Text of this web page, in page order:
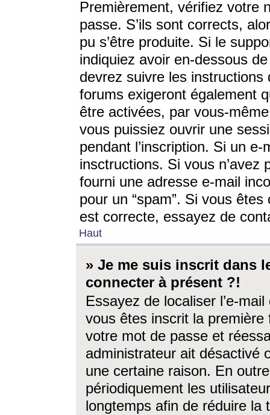
Premièrement, vérifiez votre
passe. S’ils sont corrects,
pu s’être produite. Si le
indiquiez avoir en-dessous
devrez suivre les
forums exigeront également
être activées, par vous-
vous puissiez ouvrir une
pendant l’inscription. Si un
insctructions. Si vous n’avez
fourni une adresse e-mail
pour un “spam”. Si vous
est correcte, essayez de
Haut
» Je me suis inscrit dans
connecter à présent ?!
Essayez de localiser l’e-
vous êtes inscrit la première
votre mot de passe et
administrateur ait désactivé
une certaine raison. En
périodiquement les
longtemps afin de réduire la